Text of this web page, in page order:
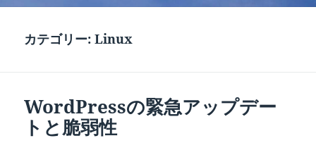
カテゴリー:Linux
WordPressの緊急アップデー
トと脆弱性